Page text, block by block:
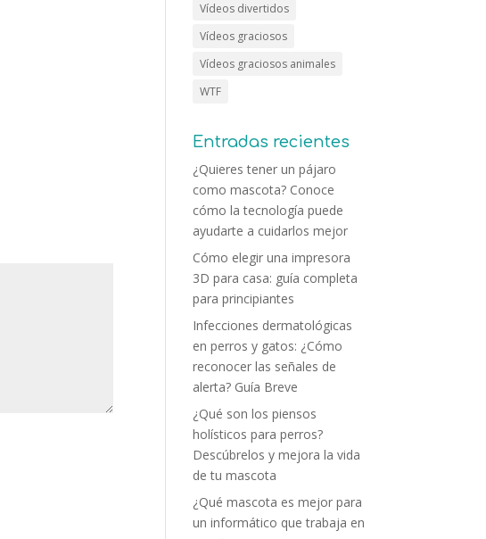
Vídeos divertidos
Vídeos graciosos
Vídeos graciosos animales
WTF
Entradas recientes
¿Quieres tener un pájaro
como mascota? Conoce
cómo la tecnología puede
ayudarte a cuidarlos mejor
Cómo elegir una impresora
3D para casa: guía completa
para principiantes
Infecciones dermatológicas
en perros y gatos: ¿Cómo
reconocer las señales de
alerta? Guía Breve
¿Qué son los piensos
holísticos para perros?
Descúbrelos y mejora la vida
de tu mascota
¿Qué mascota es mejor para
un informático que trabaja en